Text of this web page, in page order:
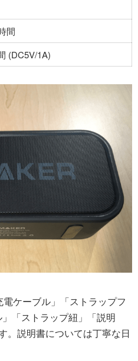
間
(DC5V/1A)
ケーブル」「ストラップフ
「ストラップ紐」「説明
。説明書については丁寧な日